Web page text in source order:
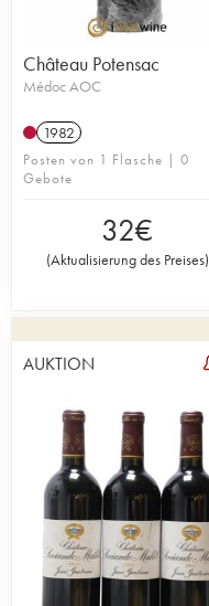
Château Potensac
Médoc AOC
1982
Posten von 1 Flasche | 0
Gebote
32€
(Aktualisierung des Preises)
AUKTION